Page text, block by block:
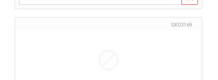
SX03169